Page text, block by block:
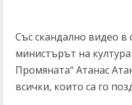
Със скандално видео
министърът на
Промяната“ Атанас
всички, които са го